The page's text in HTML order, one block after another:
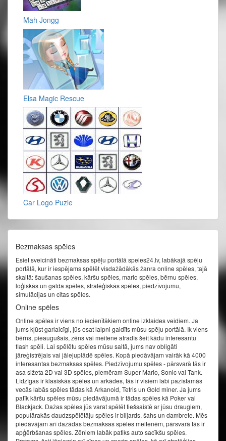
Mah Jongg
Elsa Magic Rescue
Car Logo Puzle
Bezmaksas spēles
Esiet sveicināti bezmaksas spēļu portālā speles24.lv, labākajā spēļu
portālā, kur ir iespējams spēlēt visdažādākās žanra online spēles, tajā
skaitā: šaušanas spēles, kāršu spēles, mario spēles, bērnu spēles,
loģiskās un galda spēles, stratēģiskās spēles, piedzīvojumu,
simulācijas un citas spēles.
Online spēles
Online spēles ir viens no iecienītākiem online izklaides veidiem. Ja
jums kļūst garlaicīgi, jūs esat laipni gaidīts mūsu spēļu portālā. Ik viens
bērns, pieaugušais, zēns vai meitene atradīs šeit kādu interesantu
flash spēli. Lai spēlētu spēles mūsu saitā, jums nav obligāti
jāreģistrējais vai jālejuplādē spēles. Kopā piedāvājam vairāk kā 4000
interesantas bezmaksas spēles. Piedzīvojumu spēles - pārsvarā tās ir
asa sižeta 2D vai 3D spēles, piemēram Super Mario, Sonic vai Tank.
Līdzīgas ir klasiskās spēles un arkādes, tās ir visiem labi pazīstamās
vecās labās spēles tādas kā Arkanoid, Tetris un Gold miner. Ja jums
patīk kāršu spēles mūsu piedāvājumā ir tādas spēles kā Poker vai
Blackjack. Dažas spēles jūs varat spēlēt tiešsaistē ar jūsu draugiem,
populārakās daudzspēlētāju spēles ir biljards, šahs un dambrete. Mēs
piedāvājam arī dažādas bezmaksas spēles meitenēm, pārsvarā tās ir
apģērbšanas spēles. Zēniem labāk patiks auto sacīkšu spēles.